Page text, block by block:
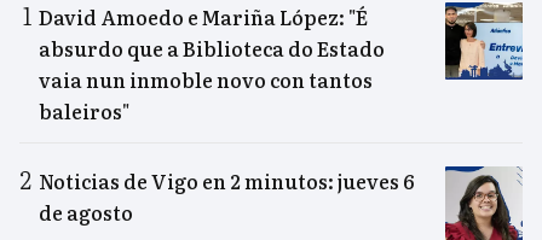
David Amoedo e Mariña López: "É
absurdo que a Biblioteca do Estado
vaia nun inmoble novo con tantos
baleiros"
Noticias de Vigo en 2 minutos: jueves 6
de agosto